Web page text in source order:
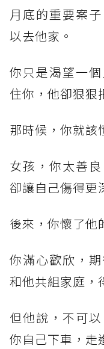
月底的重要案
以去他家。
你只是渴望一
住你，他卻狠狠
那時候，你就該
女孩，你太善
卻讓自己傷得更
後來，你懷了他
你滿心歡欣，
和他共組家庭，
但他說，不可
你自己下車，走